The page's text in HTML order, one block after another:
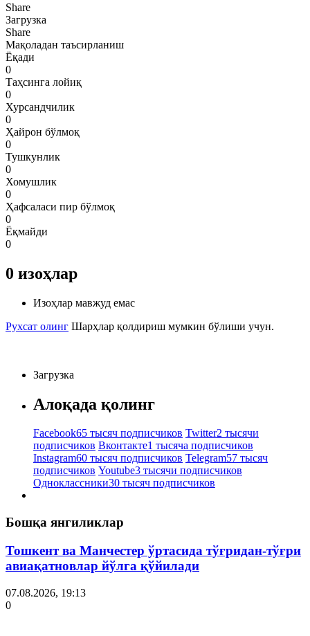
Share
Загрузка
Share
Мақоладан таъсирланиш
Ёқади
0
Таҳсинга лойиқ
0
Хурсандчилик
0
Ҳайрон бўлмоқ
0
Тушкунлик
0
Хомушлик
0
Ҳафсаласи пир бўлмоқ
0
Ёқмайди
0
0 изоҳлар
Изоҳлар мавжуд емас
Рухсат олинг Шарҳлар қолдириш мумкин бўлиши учун.
Загрузка
Алоқада қолинг
Facebook65 тысяч подписчиков Twitter2 тысячи
подписчиков Вконтакте1 тысяча подписчиков
Instagram60 тысяч подписчиков Telegram57 тысяч
подписчиков Youtube3 тысячи подписчиков
Одноклассники30 тысяч подписчиков
Бошқа янгиликлар
Тошкент ва Манчестер ўртасида тўғридан-тўғри
авиақатновлар йўлга қўйилади
07.08.2026, 19:13
0